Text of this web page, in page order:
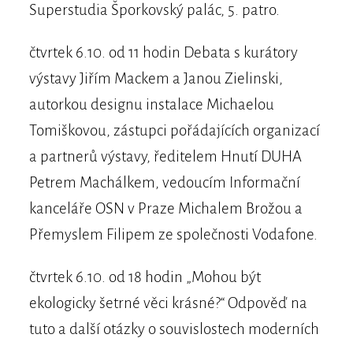
Superstudia Šporkovský palác, 5. patro.
čtvrtek 6.10. od 11 hodin Debata s kurátory
výstavy Jiřím Mackem a Janou Zielinski,
autorkou designu instalace Michaelou
Tomiškovou, zástupci pořádajících organizací
a partnerů výstavy, ředitelem Hnutí DUHA
Petrem Machálkem, vedoucím Informační
kanceláře OSN v Praze Michalem Brožou a
Přemyslem Filipem ze společnosti Vodafone.
čtvrtek 6.10. od 18 hodin „Mohou být
ekologicky šetrné věci krásné?“ Odpověď na
tuto a další otázky o souvislostech moderních